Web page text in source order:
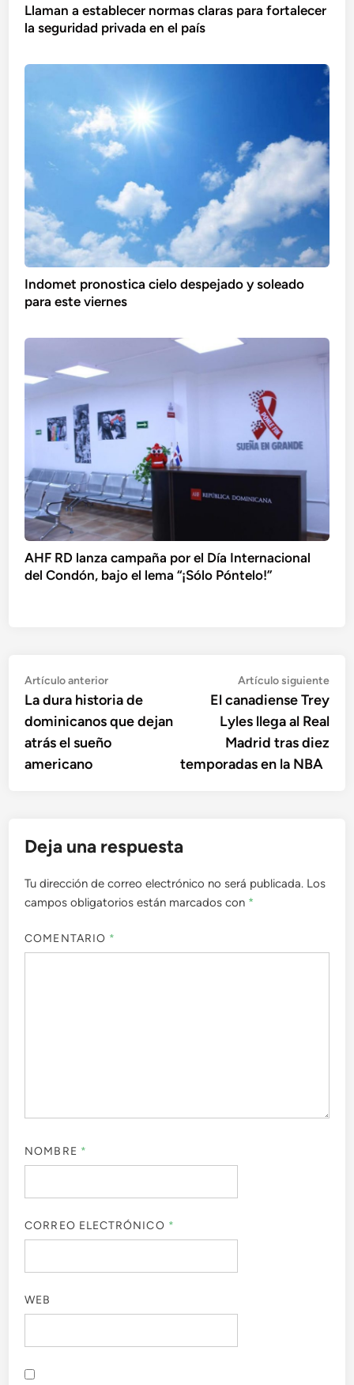
Llaman a establecer normas claras para fortalecer
la seguridad privada en el país
Indomet pronostica cielo despejado y soleado
para este viernes
AHF RD lanza campaña por el Día Internacional
del Condón, bajo el lema “¡Sólo Póntelo!”
Navegación
de
entradas
Artículo anteriorArtículo
anterior:
La dura historia de
dominicanos que dejan
atrás el sueño
americano
Artículo siguiente
El canadiense Trey
Lyles llega al Real
Madrid tras diez
temporadas en la NBA
Deja una respuesta
Tu dirección de correo electrónico no será publicada. Los
campos obligatorios están marcados con *
COMENTARIO *
NOMBRE *
CORREO ELECTRÓNICO *
WEB